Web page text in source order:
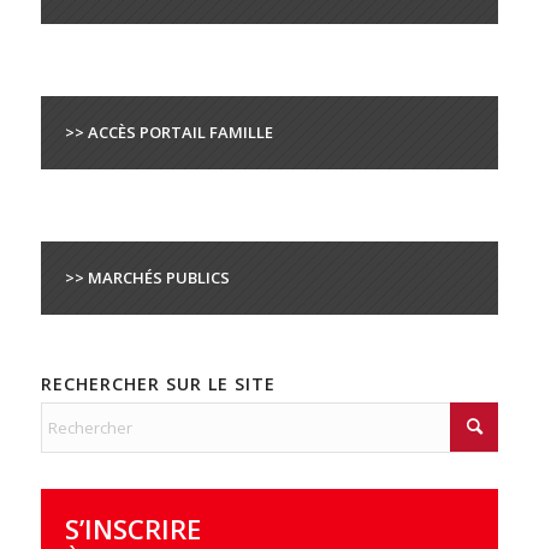
>> ACCÈS PORTAIL FAMILLE
>> MARCHÉS PUBLICS
RECHERCHER SUR LE SITE
S’INSCRIRE